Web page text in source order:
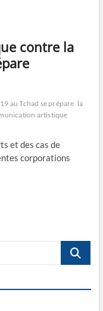
contre la
au Tchad se prépare la
artistique
et des cas de
corporations
Recherche